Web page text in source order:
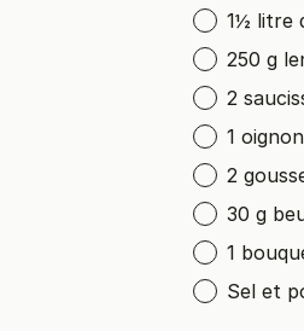
1½ litre
250 g
2
1 oignon
2
30 g
1
Sel et